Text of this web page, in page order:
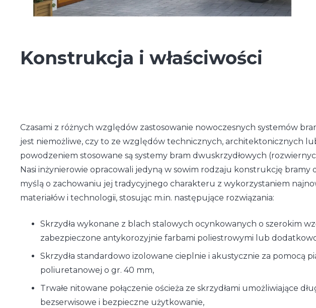
Konstrukcja i właściwości
Czasami z różnych względów zastosowanie nowoczesnych systemów
jest niemożliwe, czy to ze względów technicznych, architektonicznych
powodzeniem stosowane są systemy bram dwuskrzydłowych
Nasi inżynierowie opracowali jedyną w sowim rodzaju konstrukcję bramy
myślą o zachowaniu jej tradycyjnego charakteru z wykorzystaniem
materiałów i technologii, stosując m.in. następujące rozwiązania:
Skrzydła wykonane z blach stalowych ocynkowanych o szerokim
zabezpieczone antykorozyjnie farbami poliestrowymi lub
Skrzydła standardowo izolowane cieplnie i akustycznie za pomocą
poliuretanowej o gr. 40 mm,
Trwałe nitowane połączenie ościeża ze skrzydłami umożliwiające
bezserwisowe i bezpieczne użytkowanie,